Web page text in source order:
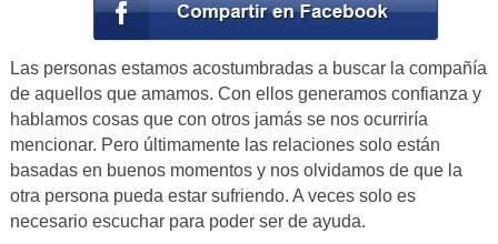
Las personas estamos acostumbradas a buscar la compañía
de aquellos que amamos. Con ellos generamos confianza y
hablamos cosas que con otros jamás se nos ocurriría
mencionar. Pero últimamente las relaciones solo están
basadas en buenos momentos y nos olvidamos de que la
otra persona pueda estar sufriendo. A veces solo es
necesario escuchar para poder ser de ayuda.